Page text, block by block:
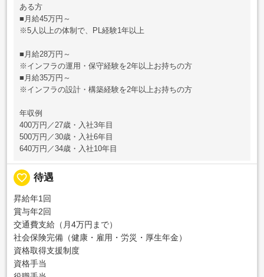
ある方
■月給45万円～
※5人以上の体制で、PL経験1年以上
■月給28万円～
※インフラの運用・保守経験を2年以上お持ちの方
■月給35万円～
※インフラの設計・構築経験を2年以上お持ちの方
年収例
400万円／27歳・入社3年目
500万円／30歳・入社6年目
640万円／34歳・入社10年目
favorite_border 待遇
昇給年1回
賞与年2回
交通費支給（月4万円まで）
社会保険完備（健康・雇用・労災・厚生年金）
資格取得支援制度
資格手当